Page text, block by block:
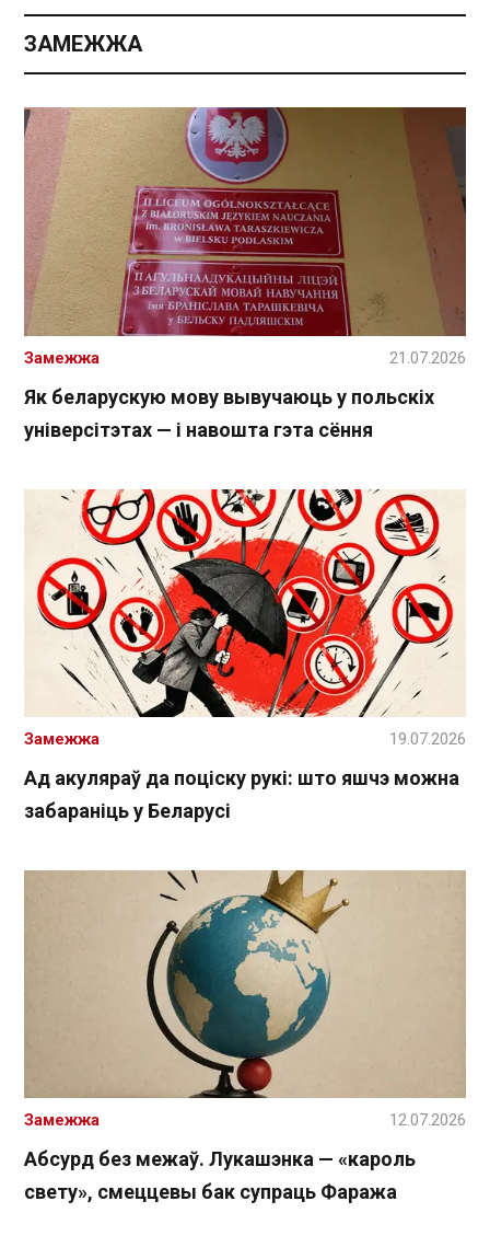
ЗАМЕЖЖА
Як беларускую мову вывучаюць у польскіх
універсітэтах — і навошта гэта сёння
Замежжа 21.07.2026
Ад акуляраў да поціску рукі: што яшчэ можна
забараніць у Беларусі
Замежжа 19.07.2026
Абсурд без межаў. Лукашэнка — «кароль
свету», смеццевы бак супраць Фаража
Замежжа 12.07.2026